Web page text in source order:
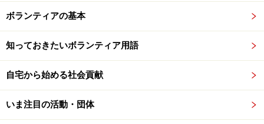
でありながらビジネス的成果をめざす人たち”ということ
具体的に社会起業家として活躍する人にはどんな人がい
るのでしょうか？ 世界で活躍する社会起業家を次ページ
でご紹介します。
※記事内容は執筆時点のものです。最新の内容をご確認くださ
ボランティアの基本
知っておきたいボランティア用語
自宅から始める社会貢献
いま注目の活動・団体